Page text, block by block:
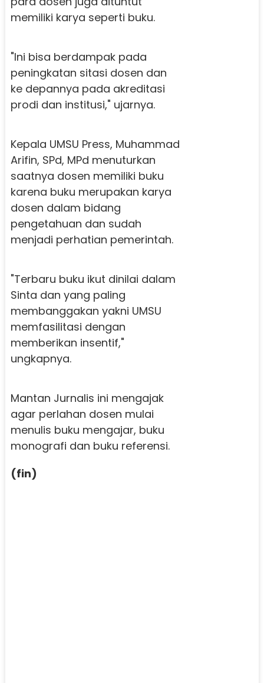
memiliki karya seperti buku.
"Ini bisa berdampak pada
peningkatan sitasi dosen dan
ke depannya pada akreditasi
prodi dan institusi," ujarnya.
Kepala UMSU Press, Muhammad
Arifin, SPd, MPd menuturkan
saatnya dosen memiliki buku
karena buku merupakan karya
dosen dalam bidang
pengetahuan dan sudah
menjadi perhatian pemerintah.
"Terbaru buku ikut dinilai dalam
Sinta dan yang paling
membanggakan yakni UMSU
memfasilitasi dengan
memberikan insentif,"
ungkapnya.
Mantan Jurnalis ini mengajak
agar perlahan dosen mulai
menulis buku mengajar, buku
monografi dan buku referensi.
(fin)